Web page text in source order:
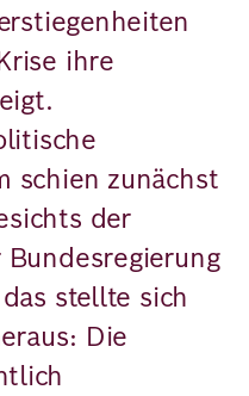
ihre
schien zunächst
der
stellte sich
Die